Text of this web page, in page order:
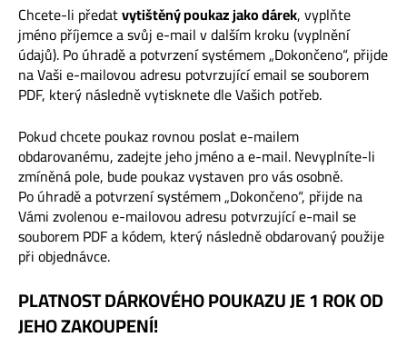
Chcete-li předatvytištěný poukaz jako dárek, vyplňte
jméno příjemce a svůj e-mail v dalším kroku (vyplnění
údajů). Po úhradě a potvrzení systémem „Dokončeno“, přijde
na Vaši e-mailovou adresu potvrzující email se souborem
PDF, který následně vytisknete dle Vašich potřeb.
Pokud chcete poukaz rovnou poslat e-mailem
obdarovanému, zadejte jeho jméno a e-mail. Nevyplníte-li
zmíněná pole, bude poukaz vystaven pro vás osobně.
Po úhradě a potvrzení systémem „Dokončeno“, přijde na
Vámi zvolenou e-mailovou adresu potvrzující e-mail se
souborem PDF a kódem, který následně obdarovaný použije
při objednávce.
PLATNOST DÁRKOVÉHO POUKAZU JE 1 ROK OD
JEHO ZAKOUPENÍ!